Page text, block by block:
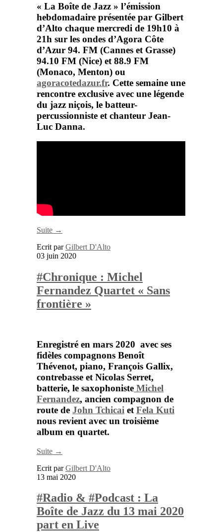
« La Boîte de Jazz » l’émission
hebdomadaire présentée par Gilbert
d’Alto chaque mercredi de 19h10 à
21h sur les ondes d’Agora Côte
d’Azur 94. FM (Cannes et Grasse)
94.10 FM (Nice) et 88.9 FM
(Monaco, Menton) ou
agoracotedazur.fr. Cette semaine une
rencontre exclusive avec une légende
du jazz niçois, le batteur-
percussionniste et chanteur Jean-
Luc Danna.
Suite →
Ecrit parGilbert D'Alto
03 juin 2020
#Chronique : Michel
Fernandez Quartet « Sans
frontière »
Enregistré en mars 2020 avec ses
fidèles compagnons Benoît
Thévenot, piano, François Gallix,
contrebasse et Nicolas Serret,
batterie, le saxophoniste Michel
Fernandez, ancien compagnon de
route de John Tchicai et Fela Kuti
nous revient avec un troisième
album en quartet.
Suite →
Ecrit parGilbert D'Alto
13 mai 2020
#Radio & #Podcast : La
Boîte de Jazz du 13 mai 2020
part en Live